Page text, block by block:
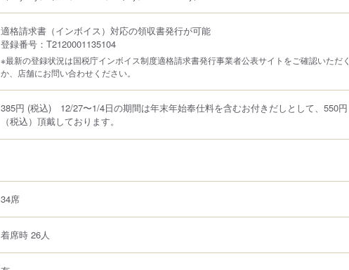
適格請求書（インボイス）対応の領収書発行が可能
登録番号：T2120001135104
※最新の登録状況は国税庁インボイス制度適格請求書発行事業者公表サイトをご確認いただく
か、店舗にお問い合わせください。
385円 (税込) 12/27〜1/4日の期間は年末年始奉仕料を含むお付きだしとして、550円
（税込）頂戴しております。
34席
着席時 26人